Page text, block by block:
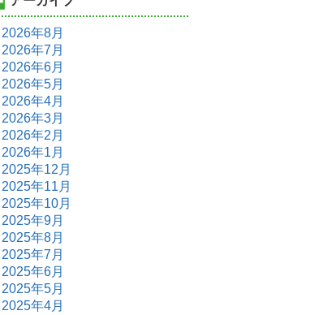
2026年8月
2026年7月
2026年6月
2026年5月
2026年4月
2026年3月
2026年2月
2026年1月
2025年12月
2025年11月
2025年10月
2025年9月
2025年8月
2025年7月
2025年6月
2025年5月
2025年4月